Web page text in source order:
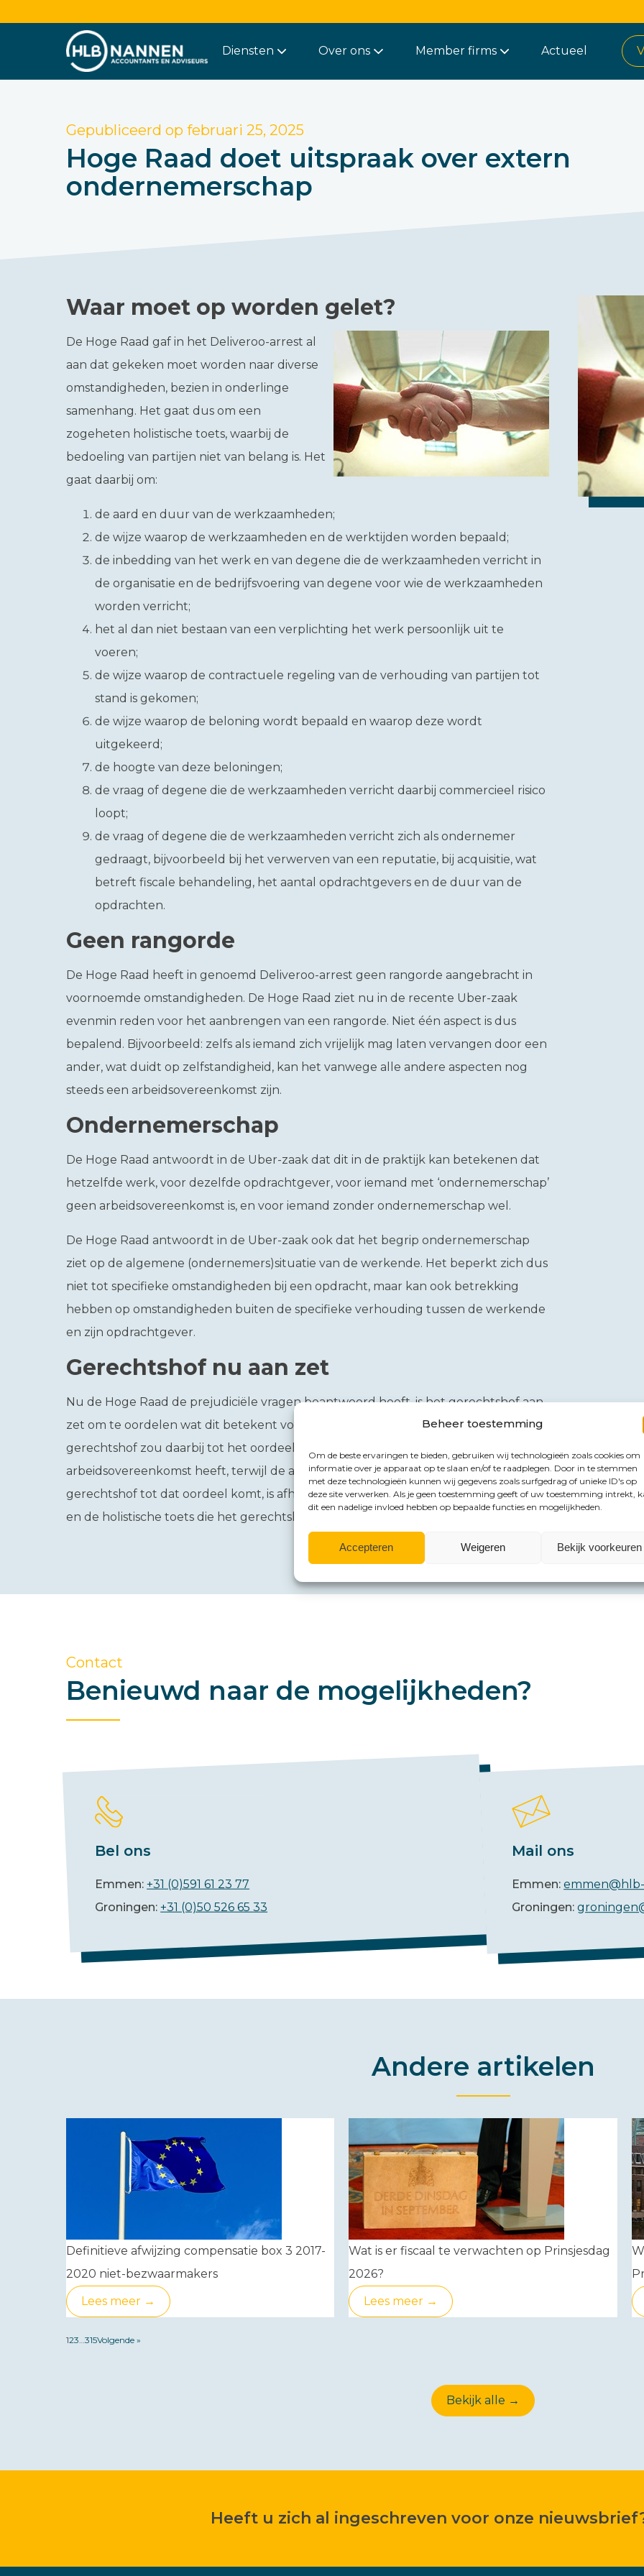
Beheer toestemming
Om de beste ervaringen te bieden, gebruiken wij technologieën zoals cookies om
informatie over je apparaat op te slaan en/of te raadplegen. Door in te stemmen
met deze technologieën kunnen wij gegevens zoals surfgedrag of unieke ID's op
deze site verwerken. Als je geen toestemming geeft of uw toestemming intrekt,
dit een nadelige invloed hebben op bepaalde functies en mogelijkheden.
Accepteren Weigeren Bekijk voorkeuren
Diensten Over ons Member firms Actueel
Gepubliceerd op februari 25, 2025
Hoge Raad doet uitspraak over extern
ondernemerschap
Waar moet op worden gelet?
De Hoge Raad gaf in het Deliveroo-arrest al
aan dat gekeken moet worden naar diverse
omstandigheden, bezien in onderlinge
samenhang. Het gaat dus om een
zogeheten holistische toets, waarbij de
bedoeling van partijen niet van belang is. Het
gaat daarbij om:
de aard en duur van de werkzaamheden;
de wijze waarop de werkzaamheden en de werktijden worden bepaald;
de inbedding van het werk en van degene die de werkzaamheden verricht in
de organisatie en de bedrijfsvoering van degene voor wie de werkzaamheden
worden verricht;
het al dan niet bestaan van een verplichting het werk persoonlijk uit te
voeren;
de wijze waarop de contractuele regeling van de verhouding van partijen tot
stand is gekomen;
de wijze waarop de beloning wordt bepaald en waarop deze wordt
uitgekeerd;
de hoogte van deze beloningen;
de vraag of degene die de werkzaamheden verricht daarbij commercieel risico
loopt;
de vraag of degene die de werkzaamheden verricht zich als ondernemer
gedraagt, bijvoorbeeld bij het verwerven van een reputatie, bij acquisitie, wat
betreft fiscale behandeling, het aantal opdrachtgevers en de duur van de
opdrachten.
Geen rangorde
De Hoge Raad heeft in genoemd Deliveroo-arrest geen rangorde aangebracht in
voornoemde omstandigheden. De Hoge Raad ziet nu in de recente Uber-zaak
evenmin reden voor het aanbrengen van een rangorde. Niet één aspect is dus
bepalend. Bijvoorbeeld: zelfs als iemand zich vrijelijk mag laten vervangen door een
ander, wat duidt op zelfstandigheid, kan het vanwege alle andere aspecten nog
steeds een arbeidsovereenkomst zijn.
Ondernemerschap
De Hoge Raad antwoordt in de Uber-zaak dat dit in de praktijk kan betekenen dat
hetzelfde werk, voor dezelfde opdrachtgever, voor iemand met ‘ondernemerschap’
geen arbeidsovereenkomst is, en voor iemand zonder ondernemerschap wel.
De Hoge Raad antwoordt in de Uber-zaak ook dat het begrip ondernemerschap
ziet op de algemene (ondernemers)situatie van de werkende. Het beperkt zich dus
niet tot specifieke omstandigheden bij een opdracht, maar kan ook betrekking
hebben op omstandigheden buiten de specifieke verhouding tussen de werkende
en zijn opdrachtgever.
Gerechtshof nu aan zet
Nu de Hoge Raad de prejudiciële vragen beantwoord heeft, is het gerechtshof aan
zet om te oordelen wat dit betekent voor de werkenden in de Uber-zaak. Het
gerechtshof zou daarbij tot het oordeel kunnen komen dat de ene chauffeur een
arbeidsovereenkomst heeft, terwijl de andere chauffeur dat niet heeft. Of het
gerechtshof tot dat oordeel komt, is afhankelijk van de feiten en omstandigheden
en de holistische toets die het gerechtshof daarbij moet toepassen.
Contact
Benieuwd naar de mogelijkheden?
Bel ons
Emmen:+31 (0)591 61 23 77
Groningen:+31 (0)50 526 65 33
Mail ons
Emmen:
Groningen:
Andere artikelen
Definitieve afwijzing compensatie box 3 2017-
2020 niet-bezwaarmakers
Lees meer →
Wat is er fiscaal te verwachten op Prinsjesdag
2026?
Lees meer →
123 315Volgende »
Bekijk alle →
Heeft u zich al ingeschreven voor onze